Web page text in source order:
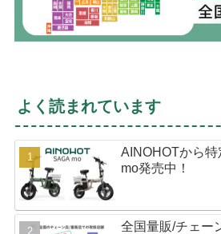
よく読まれています
AINOHOTから
mo発売中！
全国量販/チェ